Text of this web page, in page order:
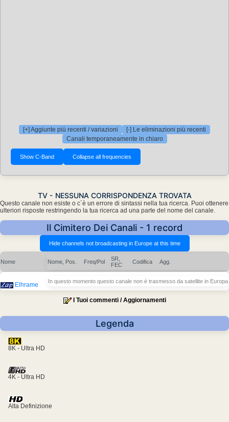
[+] Aggiunte più recenti / variazioni
[-] Le eliminazioni più recenti
Canali temporaneamente in chiaro
TV - NESSUNA CORRISPONDENZA TROVATA
Questo canale non esiste o c´è un errore di sintassi nella tua ricerca. Puoi ottenere
ulteriori risposte restringendo la tua ricerca ad una parte del nome del canale.
Il Cimitero Dei Canali - 1 record
Nome Nome, Pos. Freq/Pol
SR,
FEC
Codifica Agg.
Elhrame In questo momento questo canale non è trasmesso da satellite in Europa
I Tuoi commenti / Aggiornamenti
Legenda
8K - Ultra HD
4K - Ultra HD
Alta Definizione